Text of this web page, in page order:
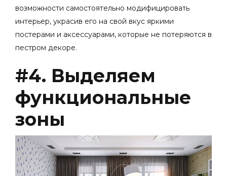
возможности самостоятельно модифицировать
интерьер, украсив его на свой вкус яркими
постерами и аксессуарами, которые не потеряются в
пестром декоре.
#4. Выделяем
функциональные
зоны